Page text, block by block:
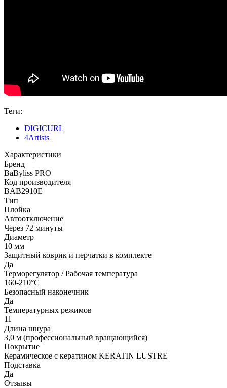
Теги:
DIGICURL
4Artists
Характеристики
Бренд
BaByliss PRO
Код производителя
BAB2910E
Тип
Плойка
Автоотключение
Через 72 минуты
Диаметр
10 мм
Защитный коврик и перчатки в комплекте
Да
Терморегулятор / Рабочая температура
160-210°C
Безопасный наконечник
Да
Температурных режимов
11
Длина шнура
3,0 м (профессиональный вращающийся)
Покрытие
Керамическое с кератином KERATIN LUSTRE
Подставка
Да
Отзывы